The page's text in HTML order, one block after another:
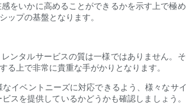
をいかに高めることができるかを示す上で極
プの基盤となります。
ンタルサービスの質は一様ではありません。
上で非常に貴重な手がかりとなります。
イベントニーズに対応できるよう、様々なサ
スを提供しているかどうかも確認しましょう